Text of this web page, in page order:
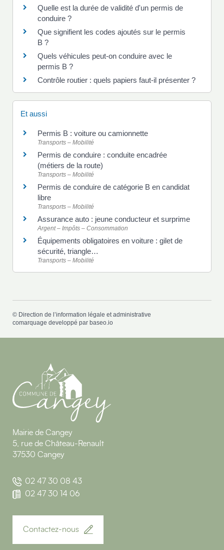
Quelle est la durée de validité d'un permis de
conduire ?
Que signifient les codes ajoutés sur le permis
B ?
Quels véhicules peut-on conduire avec le
permis B ?
Contrôle routier : quels papiers faut-il présenter ?
Et aussi
Permis B : voiture ou camionnette
Transports – Mobilité
Permis de conduire : conduite encadrée
(métiers de la route)
Transports – Mobilité
Permis de conduire de catégorie B en candidat
libre
Transports – Mobilité
Assurance auto : jeune conducteur et surprime
Argent – Impôts – Consommation
Équipements obligatoires en voiture : gilet de
sécurité, triangle…
Transports – Mobilité
© Direction de l’information légale et administrative
comarquage developpé par baseo.io
Mairie de Cangey
5, rue de Château-Renault
37530 Cangey
02 47 30 08 43
02 47 30 14 06
Contactez-nous